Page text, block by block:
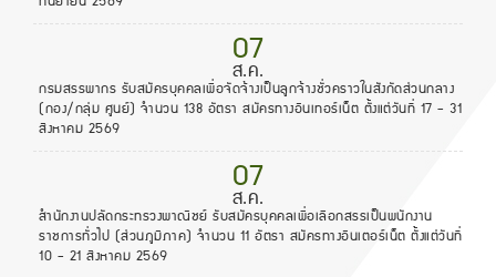
07
ส.ค.
กรมสรรพากร รับสมัครบุคคลเพื่อจัดจ้างเป็นลูกจ้างชั่วคราวในสังกัดส่วนกลาง
(กอง/กลุ่ม ศูนย์) จำนวน 138 อัตรา สมัครทางอินเทอร์เน็ต ตั้งแต่วันที่ 17 - 31
สิงหาคม 2569
07
ส.ค.
สำนักงานปลัดกระทรวงพาณิชย์ รับสมัครบุคคลเพื่อเลือกสรรเป็นพนักงาน
ราชการทั่วไป (ส่วนภูมิภาค) จำนวน 11 อัตรา สมัครทางอินเตอร์เน็ต ตั้งแต่วันที่
10 - 21 สิงหาคม 2569